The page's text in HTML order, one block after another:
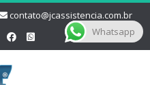
contato@jcassistencia.com.br
Whatsapp